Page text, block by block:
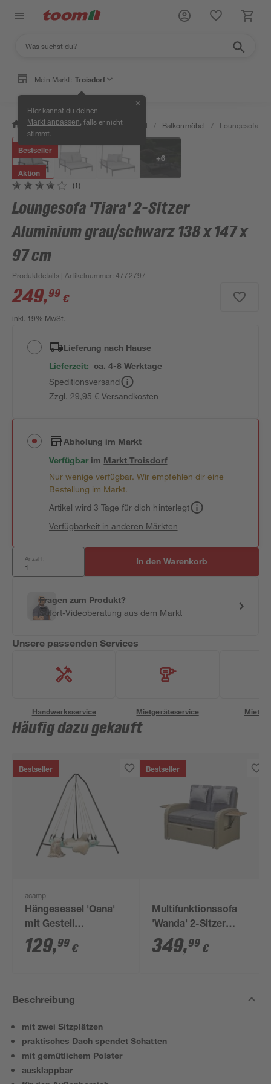
Mein Markt: Troisdorf
Hier kannst du deinen
Markt anpassen , falls er nicht
stimmt.
✕
/ Garten & Freizeit / Gartenmöbel / Balkonmöbel / Loungesofa
Bestseller
Aktion
+6
(1)
Loungesofa 'Tiara' 2-Sitzer
Aluminium grau/schwarz 138 x 147 x
97 cm
Produktdetails | Artikelnummer:4772797
249,99 €
inkl. 19% MwSt.
Lieferung nach Hause
Lieferzeit: ca. 4-8 Werktage
Speditionsversand
Zzgl. 29,95 € Versandkosten
Abholung im Markt
Verfügbar im MarktTroisdorf
Nur wenige verfügbar. Wir empfehlen dir eine
Bestellung im Markt.
Artikel wird 3 Tage für dich hinterlegt
Verfügbarkeit in anderen Märkten
Anzahl: In den Warenkorb
Fragen zum Produkt?
Sofort-Videoberatung aus dem Markt
Unsere passenden Services
Handwerksservice Mietgeräteservice
Häufig dazu gekauft
Bestseller
acamp
Hängesessel 'Oana'
mit Gestell
grün/schwarz Ø 190 x
240 cm
129,99 €
Bestseller
Multifunktionssofa
'Wanda' 2-Sitzer
beige/grau 115,5 x 90
x 89 cm
349,99 €
Beschreibung
mit zwei Sitzplätzen
praktisches Dach spendet Schatten
mit gemütlichem Polster
ausklappbar